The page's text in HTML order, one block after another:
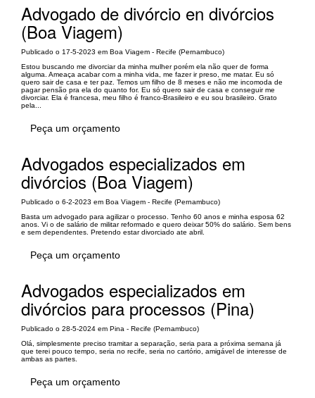
Advogado de divórcio en divórcios
(Boa Viagem)
Publicado o 17-5-2023 em Boa Viagem - Recife (Pernambuco)
Estou buscando me divorciar da minha mulher porém ela não quer de forma
alguma. Ameaça acabar com a minha vida, me fazer ir preso, me matar. Eu só
quero sair de casa e ter paz. Temos um filho de 8 meses e não me incomoda de
pagar pensão pra ela do quanto for. Eu só quero sair de casa e conseguir me
divorciar. Ela é francesa, meu filho é franco-Brasileiro e eu sou brasileiro. Grato
pela...
Peça um orçamento
Advogados especializados em
divórcios (Boa Viagem)
Publicado o 6-2-2023 em Boa Viagem - Recife (Pernambuco)
Basta um advogado para agilizar o processo. Tenho 60 anos e minha esposa 62
anos. Vi o de salário de militar reformado e quero deixar 50% do salário. Sem bens
e sem dependentes. Pretendo estar divorciado ate abril.
Peça um orçamento
Advogados especializados em
divórcios para processos (Pina)
Publicado o 28-5-2024 em Pina - Recife (Pernambuco)
Olá, simplesmente preciso tramitar a separação, seria para a próxima semana já
que terei pouco tempo, seria no recife, seria no cartório, amigável de interesse de
ambas as partes.
Peça um orçamento